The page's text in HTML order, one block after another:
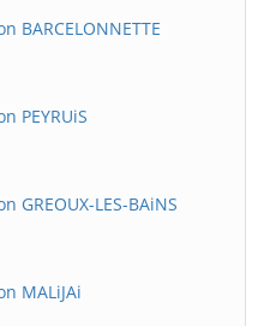
BARCELONNETTE
PEYRUiS
LES-BAiNS
MALiJAi